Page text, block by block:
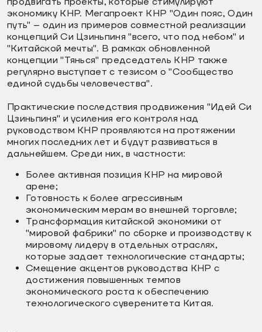
экономику КНР. Мегапроект КНР "Один пояс, Один
путь" – один из примеров совместной реализации
концепций Си Цзиньпиня "всего, что под небом" и
"Китайской мечты". В рамках обновленной
концепции "Тянься" председатель КНР также
регулярно выступает с тезисом о "Сообщество
единой судьбы человечества".
Практические последствия продвижения "Идей Си
Цзиньпиня" и усиления его контроля над
руководством КНР проявляются на протяжении
многих последних лет и будут развиваться в
дальнейшем. Среди них, в частности:
Более активная позиция КНР на мировой
арене;
Готовность к более агрессивным
экономическим мерам во внешней торговле;
Трансформация китайской экономики от
"мировой фабрики" по сборке и производству к
мировому лидеру в отдельных отраслях,
которые задает технологические стандарты;
Смещение акцентов руководства КНР с
достижения повышенных темпов
экономического роста к обеспечению
технологического суверенитета Китая.